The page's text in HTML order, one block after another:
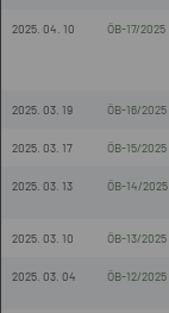
2025. 04. 10 ÖB-17/2025
2025. 03. 19 ÖB-16/2025
2025. 03. 17 ÖB-15/2025
2025. 03. 13 ÖB-14/2025
2025. 03. 10 ÖB-13/2025
2025. 03. 04 ÖB-12/2025